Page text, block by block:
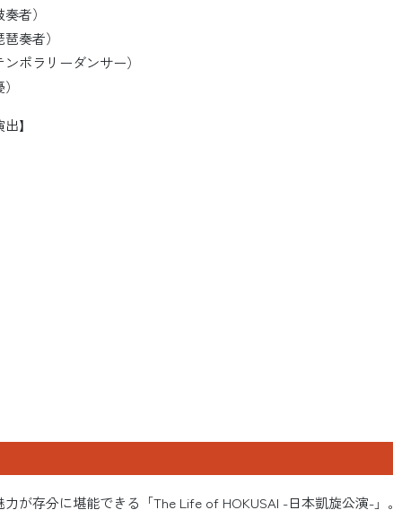
者）
奏者）
ポラリーダンサー）
】
が存分に堪能できる「The Life of HOKUSAI -日本凱旋公演-」。